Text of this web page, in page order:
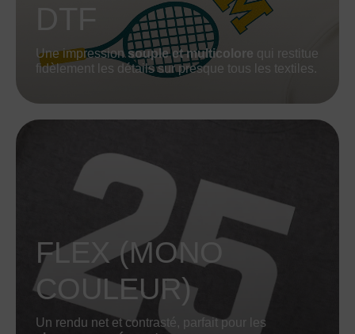
DTF
Une impressionsouple et multicolore qui restitue
fidèlement les détails sur presque tous les textiles.
FLEX (MONO
COULEUR)
Un rendu net et contrasté, parfait pour les